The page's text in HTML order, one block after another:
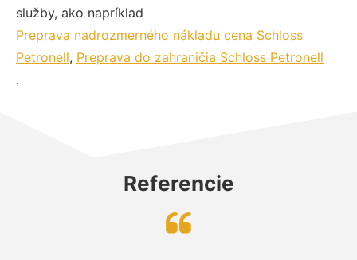
služby, ako napríklad
Preprava nadrozmerného nákladu cena Schloss
Petronell, Preprava do zahraničia Schloss Petronell
.
Referencie